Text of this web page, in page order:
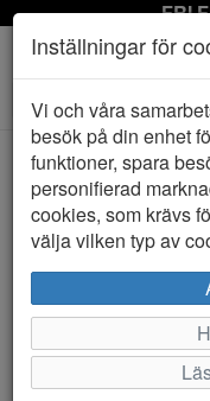
FRI
Toggle
navigation
HEM ULRIKA
Inställningar för
Vi och våra
besök på din enhet
funktioner, spara
personifierad
cookies, som krävs
välja vilken typ av